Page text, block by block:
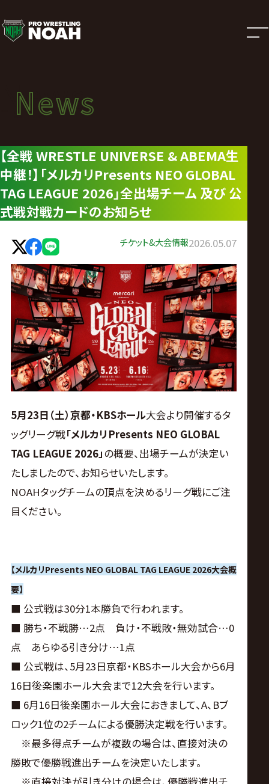
ニ
ュ
ー
ス
|
プ
ロ
レ
ス
リ
ン
グ・
ノ
ア
公
式
イ
ト
News
ニュース
News
【全戦 WRESTLE UNIVERSE & ABEMA生
中継！】「メルカリPresents NEO GLOBAL
TAG LEAGUE 2026」全出場チーム 及び 公
式戦対戦カードのお知らせ
チケット&大会情報2026.05.07
5月23日（土）京都・KBSホール大会より開催するタ
ッグリーグ戦「メルカリPresents NEO GLOBAL
TAG LEAGUE 2026」の概要、出場チームが決定い
たしましたので、お知らせいたします。
NOAHタッグチームの頂点を決めるリーグ戦にご注
目ください。
【メルカリPresents NEO GLOBAL TAG LEAGUE 2026大会概
要】
■ 公式戦は30分1本勝負で行われます。
■ 勝ち・不戦勝…2点 負け・不戦敗・無効試合…0
点 あらゆる引き分け…1点
■ 公式戦は、5月23日京都・KBSホール大会から6月
16日後楽園ホール大会まで12大会を行います。
■ 6月16日後楽園ホール大会におきまして、A、Bブ
ロック1位の2チームによる優勝決定戦を行います。
※最多得点チームが複数の場合は、直接対決の
勝敗で優勝戦進出チームを決定いたします。